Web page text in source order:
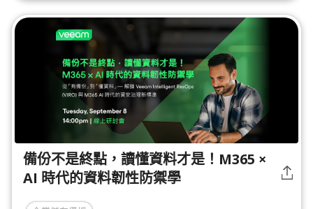
備份不是終點，讀懂資料才是！M365 ×
AI 時代的資料韌性防禦學